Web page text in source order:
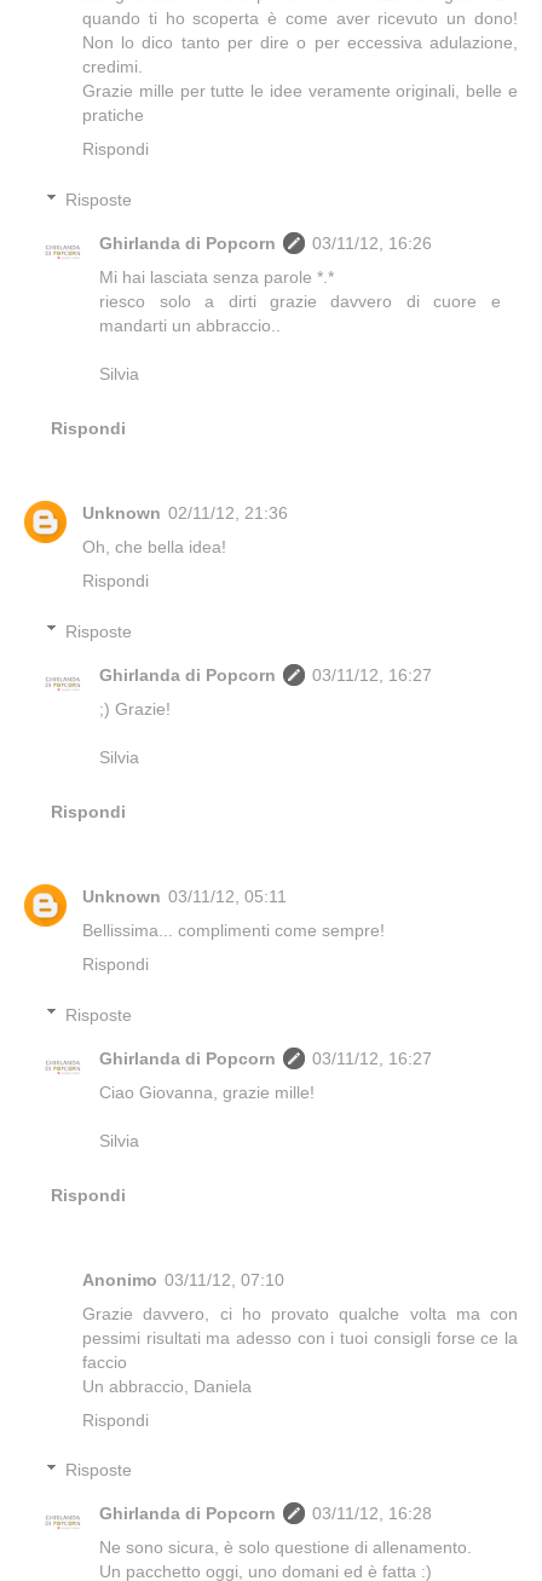
quando ti ho scoperta è come aver ricevuto un dono!
Non lo dico tanto per dire o per eccessiva adulazione,
credimi.
Grazie mille per tutte le idee veramente originali, belle e
pratiche
Rispondi
Risposte
Ghirlanda di Popcorn
03/11/12, 16:26
Mi hai lasciata senza parole *.*
riesco solo a dirti grazie davvero di cuore e
mandarti un abbraccio..
Silvia
Rispondi
Unknown 02/11/12, 21:36
Oh, che bella idea!
Rispondi
Risposte
Ghirlanda di Popcorn
03/11/12, 16:27
;) Grazie!
Silvia
Rispondi
Unknown 03/11/12, 05:11
Bellissima... complimenti come sempre!
Rispondi
Risposte
Ghirlanda di Popcorn
03/11/12, 16:27
Ciao Giovanna, grazie mille!
Silvia
Rispondi
Anonimo 03/11/12, 07:10
Grazie davvero, ci ho provato qualche volta ma con
pessimi risultati ma adesso con i tuoi consigli forse ce la
faccio
Un abbraccio, Daniela
Rispondi
Risposte
Ghirlanda di Popcorn
03/11/12, 16:28
Ne sono sicura, è solo questione di allenamento.
Un pacchetto oggi, uno domani ed è fatta :)